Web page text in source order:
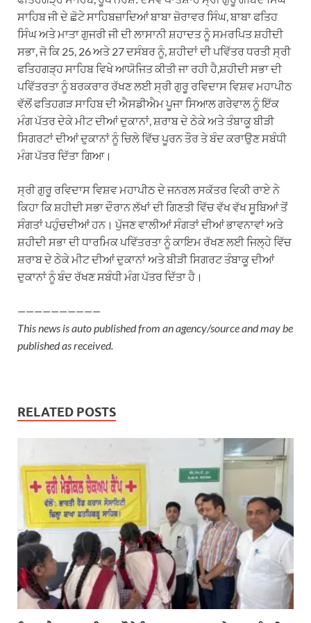
ਸਾਹਿਬ ਜੀ ਦੇ ਛੋਟੇ ਸਾਹਿਬਜ਼ਾਦਿਆਂ ਬਾਬਾ ਜ਼ੋਰਾਵਰ ਸਿੰਘ, ਬਾਬਾ ਫਤਿਹ
ਸਿੰਘ ਅਤੇ ਮਾਤਾ ਗੁਜਰੀ ਜੀ ਦੀ ਲਾਸਾਨੀ ਸ਼ਹਾਦਤ ਨੂੰ ਸਮਰਪਿਤ ਸ਼ਹੀਦੀ
ਸਭਾ, ਜੋ ਕਿ 25, 26 ਅਤੇ 27 ਦਸੰਬਰ ਨੂੰ, ਸ਼ਹੀਦਾਂ ਦੀ ਪਵਿੱਤਰ ਧਰਤੀ ਸ੍ਰੀ
ਫਤਿਹਗੜ੍ਹ ਸਾਹਿਬ ਵਿਖੇ ਆਯੋਜਿਤ ਕੀਤੀ ਜਾ ਰਹੀ ਹੈ,ਸ਼ਹੀਦੀ ਸਭਾ ਦੀ
ਪਵਿੱਤਰਤਾ ਨੂੰ ਬਰਕਰਾਰ ਰੱਖਣ ਲਈ ਸ੍ਰੀ ਗੁਰੂ ਰਵਿਦਾਸ ਵਿਸ਼ਵ ਮਹਾਪੀਠ
ਵੱਲੋਂ ਫਤਿਹਗੜ ਸਾਹਿਬ ਦੀ ਐਸਡੀਐਮ ਪੂਜਾ ਸਿਆਲ ਗਰੇਵਾਲ ਨੂੰ ਇੱਕ
ਮੰਗ ਪੱਤਰ ਦੇਕੇ ਮੀਟ ਦੀਆਂ ਦੁਕਾਨਾਂ, ਸ਼ਰਾਬ ਦੇ ਠੇਕੇ ਅਤੇ ਤੰਬਾਕੂ ਬੀੜੀ
ਸਿਗਰਟਾਂ ਦੀਆਂ ਦੁਕਾਨਾਂ ਨੂੰ ਚਿਲੇ ਵਿੱਚ ਪੂਰਨ ਤੌਰ ਤੇ ਬੰਦ ਕਰਾਉਣ ਸਬੰਧੀ
ਮੰਗ ਪੱਤਰ ਦਿੱਤਾ ਗਿਆ।
ਸ੍ਰੀ ਗੁਰੂ ਰਵਿਦਾਸ ਵਿਸ਼ਵ ਮਹਾਪੀਠ ਦੇ ਜਨਰਲ ਸਕੱਤਰ ਵਿਕੀ ਰਾਏ ਨੇ
ਕਿਹਾ ਕਿ ਸ਼ਹੀਦੀ ਸਭਾ ਦੌਰਾਨ ਲੱਖਾਂ ਦੀ ਗਿਣਤੀ ਵਿੱਚ ਵੱਖ ਵੱਖ ਸੂਬਿਆਂ ਤੋਂ
ਸੰਗਤਾਂ ਪਹੁੰਚਦੀਆਂ ਹਨ। ਪੁੱਜਣ ਵਾਲੀਆਂ ਸੰਗਤਾਂ ਦੀਆਂ ਭਾਵਨਾਵਾਂ ਅਤੇ
ਸ਼ਹੀਦੀ ਸਭਾ ਦੀ ਧਾਰਮਿਕ ਪਵਿੱਤਰਤਾ ਨੂੰ ਕਾਇਮ ਰੱਖਣ ਲਈ ਜਿਲ੍ਹੇ ਵਿੱਚ
ਸ਼ਰਾਬ ਦੇ ਠੇਕੇ ਮੀਟ ਦੀਆਂ ਦੁਕਾਨਾਂ ਅਤੇ ਬੀੜੀ ਸਿਗਰਟ ਤੰਬਾਕੂ ਦੀਆਂ
ਦੁਕਾਨਾਂ ਨੂੰ ਬੰਦ ਰੱਖਣ ਸਬੰਧੀ ਮੰਗ ਪੱਤਰ ਦਿੱਤਾ ਹੈ।
——————————
This news is auto published from an agency/source and may be
published as received.
RELATED POSTS